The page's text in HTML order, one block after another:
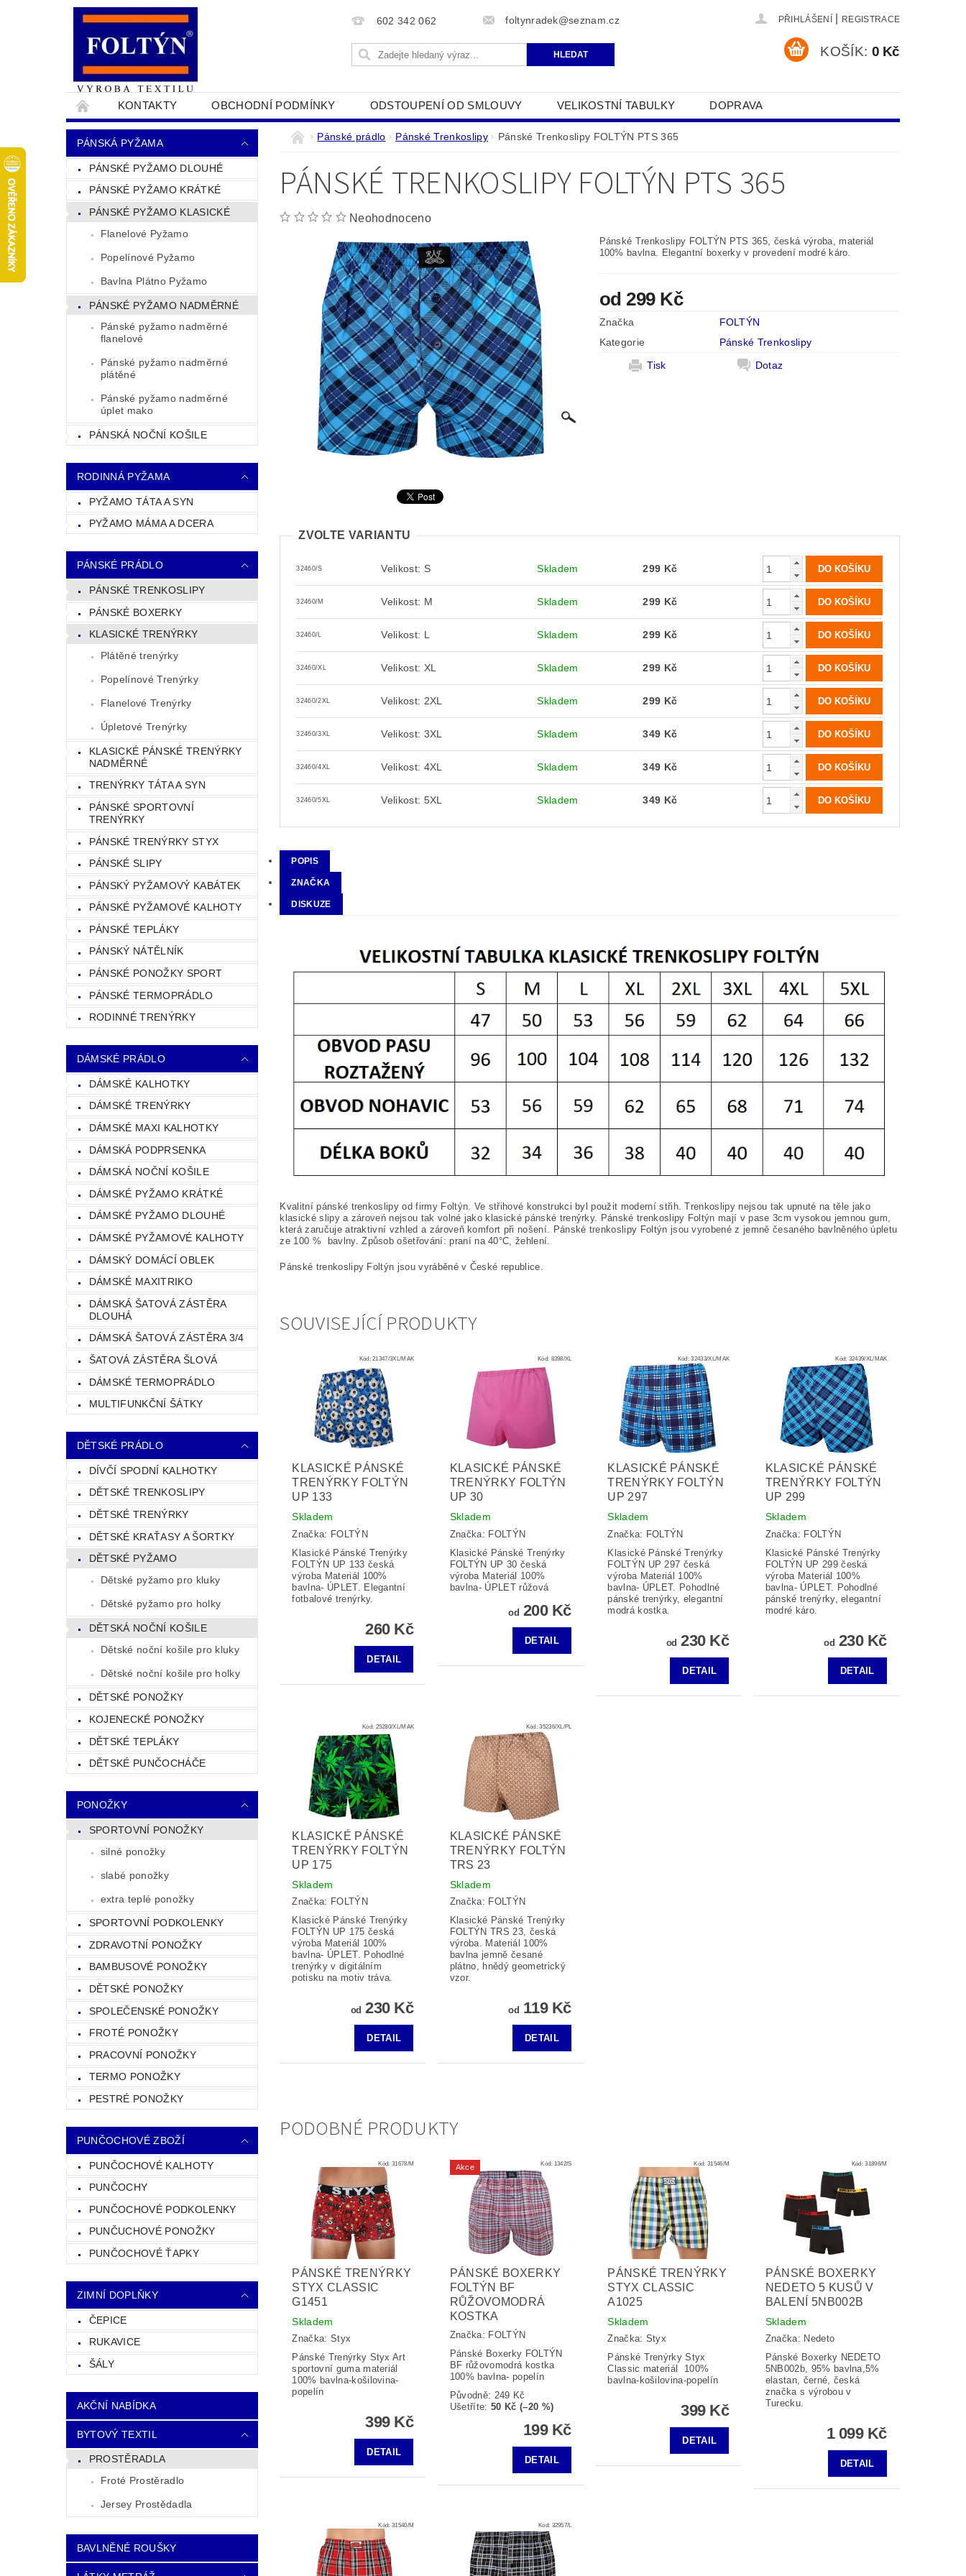
602 342 062 foltynradek@seznam.cz PŘIHLÁŠENÍ REGISTRACE
KOŠÍK: 0 Kč
KONTAKTY OBCHODNÍ PODMÍNKY ODSTOUPENÍ OD SMLOUVY VELIKOSTNÍ TABULKY DOPRAVA
PRO OBCHODNÍKY NAPIŠTE NÁM JAK POUŽÍVÁME COOKIES PODMÍNKY OCHRANY OSOBNÍCH ÚDAJŮ
PÁNSKÁ PYŽAMA
PÁNSKÉ PYŽAMO DLOUHÉ
PÁNSKÉ PYŽAMO KRÁTKÉ
PÁNSKÉ PYŽAMO KLASICKÉ
Flanelové Pyžamo
Popelínové Pyžamo
Bavlna Plátno Pyžamo
PÁNSKÉ PYŽAMO NADMĚRNÉ
Pánské pyžamo nadměrné
flanelové
Pánské pyžamo nadměrné
plátěné
Pánské pyžamo nadměrné
úplet mako
PÁNSKÁ NOČNÍ KOŠILE
RODINNÁ PYŽAMA
PYŽAMO TÁTA A SYN
PYŽAMO MÁMA A DCERA
PÁNSKÉ PRÁDLO
PÁNSKÉ TRENKOSLIPY
PÁNSKÉ BOXERKY
KLASICKÉ TRENÝRKY
Plátěné trenýrky
Popelínové Trenýrky
Flanelové Trenýrky
Úpletové Trenýrky
KLASICKÉ PÁNSKÉ TRENÝRKY
NADMĚRNÉ
TRENÝRKY TÁTA A SYN
PÁNSKÉ SPORTOVNÍ
TRENÝRKY
PÁNSKÉ TRENÝRKY STYX
PÁNSKÉ SLIPY
PÁNSKÝ PYŽAMOVÝ KABÁTEK
PÁNSKÉ PYŽAMOVÉ KALHOTY
PÁNSKÉ TEPLÁKY
PÁNSKÝ NÁTĚLNÍK
PÁNSKÉ PONOŽKY SPORT
PÁNSKÉ TERMOPRÁDLO
RODINNÉ TRENÝRKY
DÁMSKÉ PRÁDLO
DÁMSKÉ KALHOTKY
DÁMSKÉ TRENÝRKY
DÁMSKÉ MAXI KALHOTKY
DÁMSKÁ PODPRSENKA
DÁMSKÁ NOČNÍ KOŠILE
DÁMSKÉ PYŽAMO KRÁTKÉ
DÁMSKÉ PYŽAMO DLOUHÉ
DÁMSKÉ PYŽAMOVÉ KALHOTY
DÁMSKÝ DOMÁCÍ OBLEK
DÁMSKÉ MAXITRIKO
DÁMSKÁ ŠATOVÁ ZÁSTĚRA
DLOUHÁ
DÁMSKÁ ŠATOVÁ ZÁSTĚRA 3/4
ŠATOVÁ ZÁSTĚRA ŠLOVÁ
DÁMSKÉ TERMOPRÁDLO
MULTIFUNKČNÍ ŠÁTKY
DĚTSKÉ PRÁDLO
DÍVČÍ SPODNÍ KALHOTKY
DĚTSKÉ TRENKOSLIPY
DĚTSKÉ TRENÝRKY
DĚTSKÉ KRAŤASY A ŠORTKY
DĚTSKÉ PYŽAMO
Dětské pyžamo pro kluky
Dětské pyžamo pro holky
DĚTSKÁ NOČNÍ KOŠILE
Dětské noční košile pro kluky
Dětské noční košile pro holky
DĚTSKÉ PONOŽKY
KOJENECKÉ PONOŽKY
DĚTSKÉ TEPLÁKY
DĚTSKÉ PUNČOCHÁČE
PONOŽKY
SPORTOVNÍ PONOŽKY
silné ponožky
slabé ponožky
extra teplé ponožky
SPORTOVNÍ PODKOLENKY
ZDRAVOTNÍ PONOŽKY
BAMBUSOVÉ PONOŽKY
DĚTSKÉ PONOŽKY
SPOLEČENSKÉ PONOŽKY
FROTÉ PONOŽKY
PRACOVNÍ PONOŽKY
TERMO PONOŽKY
PESTRÉ PONOŽKY
PUNČOCHOVÉ ZBOŽÍ
PUNČOCHOVÉ KALHOTY
PUNČOCHY
PUNČOCHOVÉ PODKOLENKY
PUNČUCHOVÉ PONOŽKY
PUNČOCHOVÉ ŤAPKY
ZIMNÍ DOPLŇKY
ČEPICE
RUKAVICE
ŠÁLY
AKČNÍ NABÍDKA
BYTOVÝ TEXTIL
PROSTĚRADLA
Froté Prostěradlo
Jersey Prostědadla
BAVLNĚNÉ ROUŠKY
Pánské prádlo Pánské Trenkoslipy Pánské Trenkoslipy FOLTÝN PTS 365
PÁNSKÉ TRENKOSLIPY FOLTÝN PTS 365
Neohodnoceno
Pánské Trenkoslipy FOLTÝN PTS 365, česká výroba, materiál
100% bavlna. Elegantní boxerky v provedení modré káro.
od 299 Kč
Značka
FOLTÝN
Kategorie
Pánské Trenkoslipy
Tisk
Dotaz
ZVOLTE VARIANTU
32460/S Velikost: S Skladem 299 Kč
32460/M Velikost: M Skladem 299 Kč
32460/L Velikost: L Skladem 299 Kč
32460/XL Velikost: XL Skladem 299 Kč
32460/2XL Velikost: 2XL Skladem 299 Kč
32460/3XL Velikost: 3XL Skladem 349 Kč
32460/4XL Velikost: 4XL Skladem 349 Kč
32460/5XL Velikost: 5XL Skladem 349 Kč
POPIS
ZNAČKA
DISKUZE
Kvalitní pánské trenkoslipy od firmy Foltýn. Ve střihové konstrukci byl použit moderní střih. Trenkoslipy nejsou tak upnuté na těle jako
klasické slipy a zároveń nejsou tak volné jako klasické pánské trenýrky. Pánské trenkoslipy Foltýn mají v pase 3cm vysokou jemnou gum,
která zaručuje atraktivní vzhled a zároveň komfort při nošení. Pánské trenkoslipy Foltýn jsou vyrobené z jemně česaného bavlněného úpletu
ze 100 % bavlny. Způsob ošetřování: praní na 40°C, žehlení.
Pánské trenkoslipy Foltýn jsou vyráběné v České republice.
SOUVISEJÍCÍ PRODUKTY
Kód:21347/3XL/MAK
KLASICKÉ PÁNSKÉ
TRENÝRKY FOLTÝN
UP 133
Skladem
Značka: FOLTÝN
Klasické Pánské Trenýrky
FOLTÝN UP 133 česká
výroba Materiál 100%
bavlna- ÚPLET. Elegantní
fotbalové trenýrky.
260 Kč
DETAIL
Kód: 8398/XL
KLASICKÉ PÁNSKÉ
TRENÝRKY FOLTÝN
UP 30
Skladem
Značka: FOLTÝN
Klasické Pánské Trenýrky
FOLTÝN UP 30 česká
výroba Materiál 100%
bavlna- ÚPLET růžová
od 200 Kč
DETAIL
Kód:32433/XL/MAK
KLASICKÉ PÁNSKÉ
TRENÝRKY FOLTÝN
UP 297
Skladem
Značka: FOLTÝN
Klasické Pánské Trenýrky
FOLTÝN UP 297 česká
výroba Materiál 100%
bavlna- ÚPLET. Pohodlné
pánské trenýrky, elegantní
modrá kostka.
od 230 Kč
DETAIL
Kód: 32439/XL/MAK
KLASICKÉ PÁNSKÉ
TRENÝRKY FOLTÝN
UP 299
Skladem
Značka: FOLTÝN
Klasické Pánské Trenýrky
FOLTÝN UP 299 česká
výroba Materiál 100%
bavlna- ÚPLET. Pohodlné
pánské trenýrky, elegantní
modré káro.
od 230 Kč
DETAIL
Kód: 25280/XL/MAK
KLASICKÉ PÁNSKÉ
TRENÝRKY FOLTÝN
UP 175
Skladem
Značka: FOLTÝN
Klasické Pánské Trenýrky
FOLTÝN UP 175 česká
výroba Materiál 100%
bavlna- ÚPLET. Pohodlné
trenýrky v digitálním
potisku na motiv tráva.
od 230 Kč
DETAIL
Kód:35236/XL/PL
KLASICKÉ PÁNSKÉ
TRENÝRKY FOLTÝN
TRS 23
Skladem
Značka: FOLTÝN
Klasické Pánské Trenýrky
FOLTÝN TRS 23, česká
výroba. Materiál 100%
bavlna jemně česané
plátno, hnědý geometrický
vzor.
od 119 Kč
DETAIL
PODOBNÉ PRODUKTY
Kód:31678/M
PÁNSKÉ TRENÝRKY
STYX CLASSIC
G1451
Skladem
Značka: Styx
Pánské Trenýrky Styx Art
sportovní guma materiál
100% bavlna-košilovina-
popelín
399 Kč
DETAIL
Akce Kód: 1342/S
PÁNSKÉ BOXERKY
FOLTÝN BF
RŮŽOVOMODRÁ
KOSTKA
Značka: FOLTÝN
Pánské Boxerky FOLTÝN
BF růžovomodrá kostka
100% bavlna- popelín
Původně: 249 Kč
Ušetříte:50 Kč (–20 %)
199 Kč
DETAIL
Kód: 31546/M
PÁNSKÉ TRENÝRKY
STYX CLASSIC
A1025
Skladem
Značka: Styx
Pánské Trenýrky Styx
Classic materiál 100%
bavlna-košilovina-popelín
399 Kč
DETAIL
Kód:31896/M
PÁNSKÉ BOXERKY
NEDETO 5 KUSŮ V
BALENÍ 5NB002B
Skladem
Značka: Nedeto
Pánské Boxerky NEDETO
5NB002b, 95% bavlna,5%
elastan, černé, česká
značka s výrobou v
Turecku.
1 099 Kč
DETAIL
Kód:31540/M Kód: 32957/L